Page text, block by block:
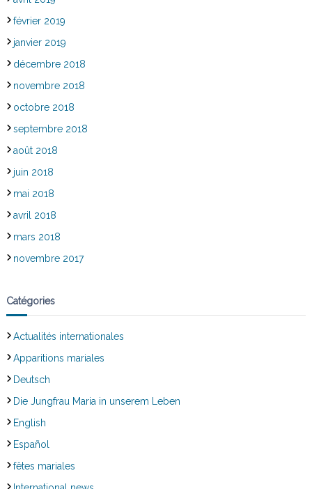
février 2019
janvier 2019
décembre 2018
novembre 2018
octobre 2018
septembre 2018
août 2018
juin 2018
mai 2018
avril 2018
mars 2018
novembre 2017
Catégories
Actualités internationales
Apparitions mariales
Deutsch
Die Jungfrau Maria in unserem Leben
English
Español
fêtes mariales